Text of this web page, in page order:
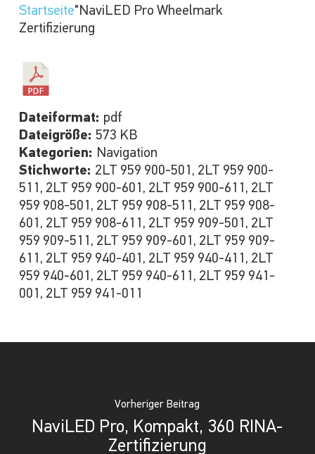
Startseite"NaviLED Pro Wheelmark
Zertifizierung
Dateiformat: pdf
Dateigröße: 573 KB
Kategorien: Navigation
Stichworte: 2LT 959 900-501, 2LT 959 900-
511, 2LT 959 900-601, 2LT 959 900-611, 2LT
959 908-501, 2LT 959 908-511, 2LT 959 908-
601, 2LT 959 908-611, 2LT 959 909-501, 2LT
959 909-511, 2LT 959 909-601, 2LT 959 909-
611, 2LT 959 940-401, 2LT 959 940-411, 2LT
959 940-601, 2LT 959 940-611, 2LT 959 941-
001, 2LT 959 941-011
Vorheriger Beitrag
NaviLED Pro, Kompakt, 360 RINA-
Zertifizierung